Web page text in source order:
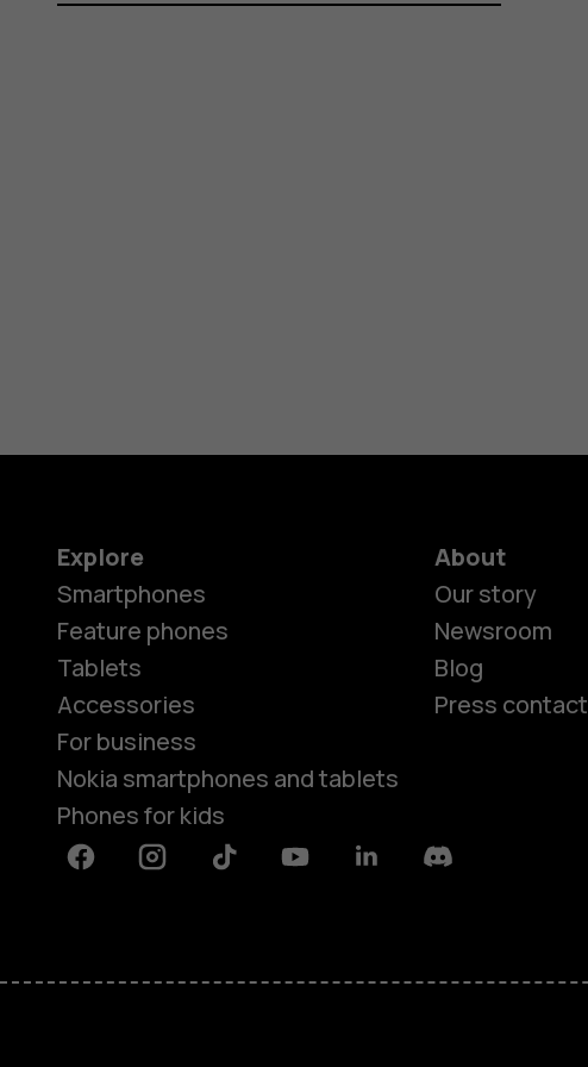
Explore
Smartphones
Feature phones
Tablets
Accessories
For business
Nokia smartphones and tablets
Phones for kids
About
Our story
Newsroom
Blog
Press contact
FacebookInstagramTiktok YoutubeLinkedinDiscord